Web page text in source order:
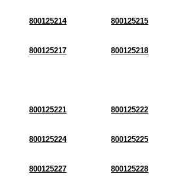
800125214 800125215
800125217 800125218
800125221 800125222
800125224 800125225
800125227 800125228